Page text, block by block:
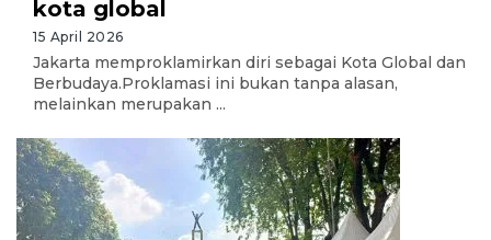
kota global
15 April 2026
Jakarta memproklamirkan diri sebagai Kota Global dan
Berbudaya.Proklamasi ini bukan tanpa alasan,
melainkan merupakan ...